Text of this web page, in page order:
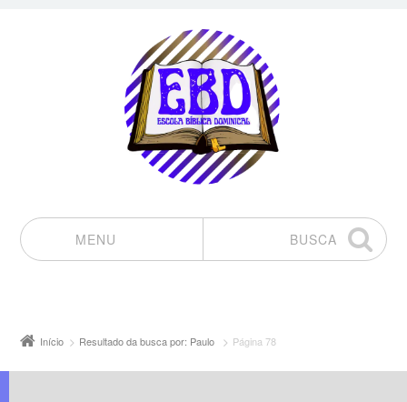
MENU
BUSCA
Início Resultado da busca por: Paulo Página 78